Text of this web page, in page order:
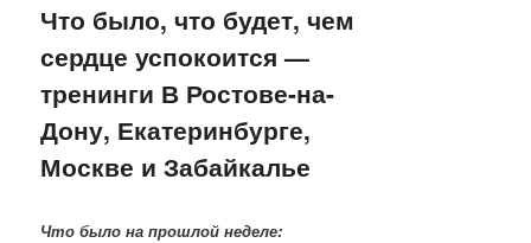
Что было, что будет, чем
сердце успокоится —
тренинги В Ростове-на-
Дону, Екатеринбурге,
Москве и Забайкалье
Что было на прошлой неделе: